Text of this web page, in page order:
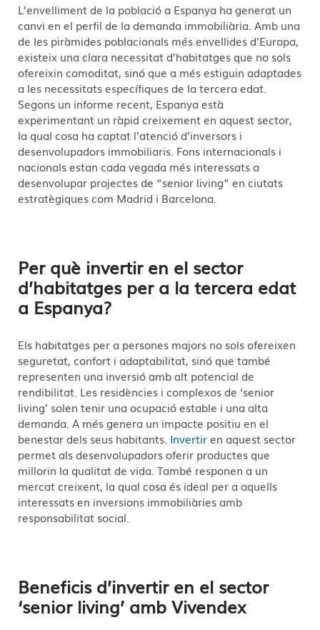
L’envelliment de la població a Espanya ha generat un
canvi en el perfil de la demanda immobiliària. Amb una
de les piràmides poblacionals més envellides d’Europa,
existeix una clara necessitat d’habitatges que no sols
ofereixin comoditat, sinó que a més estiguin adaptades
a les necessitats específiques de la tercera edat.
Segons un informe recent, Espanya està
experimentant un ràpid creixement en aquest sector,
la qual cosa ha captat l’atenció d’inversors i
desenvolupadors immobiliaris. Fons internacionals i
nacionals estan cada vegada més interessats a
desenvolupar projectes de “senior living” en ciutats
estratègiques com Madrid i Barcelona.
Per què invertir en el sector
d’habitatges per a la tercera edat
a Espanya?
Els habitatges per a persones majors no sols ofereixen
seguretat, confort i adaptabilitat, sinó que també
representen una inversió amb alt potencial de
rendibilitat. Les residències i complexos de ‘senior
living’ solen tenir una ocupació estable i una alta
demanda. A més genera un impacte positiu en el
benestar dels seus habitants. Invertiren aquest sector
permet als desenvolupadors oferir productes que
millorin la qualitat de vida. També responen a un
mercat creixent, la qual cosa és ideal per a aquells
interessats en inversions immobiliàries amb
responsabilitat social.
Beneficis d’invertir en el sector
‘senior living’ amb Vivendex